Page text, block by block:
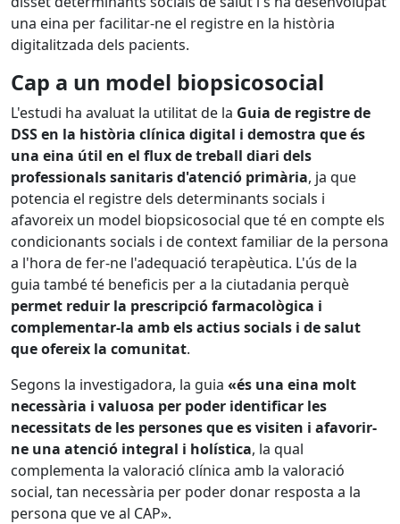
una eina per facilitar-ne el registre en la història
digitalitzada dels pacients.
Cap a un model biopsicosocial
L'estudi ha avaluat la utilitat de la Guia de registre de
DSS en la història clínica digital i demostra que és
una eina útil en el flux de treball diari dels
professionals sanitaris d'atenció primària, ja que
potencia el registre dels determinants socials i
afavoreix un model biopsicosocial que té en compte els
condicionants socials i de context familiar de la persona
a l'hora de fer-ne l'adequació terapèutica. L'ús de la
guia també té beneficis per a la ciutadania perquè
permet reduir la prescripció farmacològica i
complementar-la amb els actius socials i de salut
que ofereix la comunitat.
Segons la investigadora, la guia «és una eina molt
necessària i valuosa per poder identificar les
necessitats de les persones que es visiten i afavorir-
ne una atenció integral i holística, la qual
complementa la valoració clínica amb la valoració
social, tan necessària per poder donar resposta a la
persona que ve al CAP».